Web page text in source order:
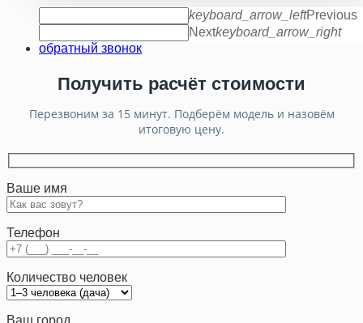
keyboard_arrow_leftPrevious
Nextkeyboard_arrow_right
обратный звонок
Получить расчёт стоимости
Перезвоним за 15 минут. Подберём модель и назовём
итоговую цену.
Ваше имя
Телефон
Количество человек